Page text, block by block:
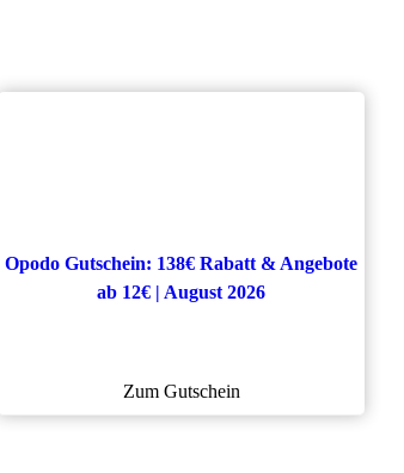
Opodo Gutschein: 138€ Rabatt & Angebote
ab 12€ | August 2026
Zum Gutschein